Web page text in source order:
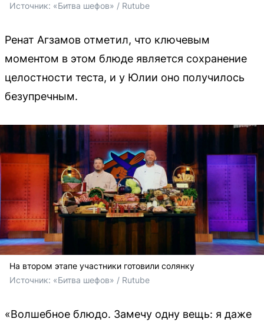
Источник: «Битва шефов» / Rutube
Ренат Агзамов отметил, что ключевым
моментом в этом блюде является сохранение
целостности теста, и у Юлии оно получилось
безупречным.
На втором этапе участники готовили солянку
Источник: «Битва шефов» / Rutube
«Волшебное блюдо. Замечу одну вещь: я даже